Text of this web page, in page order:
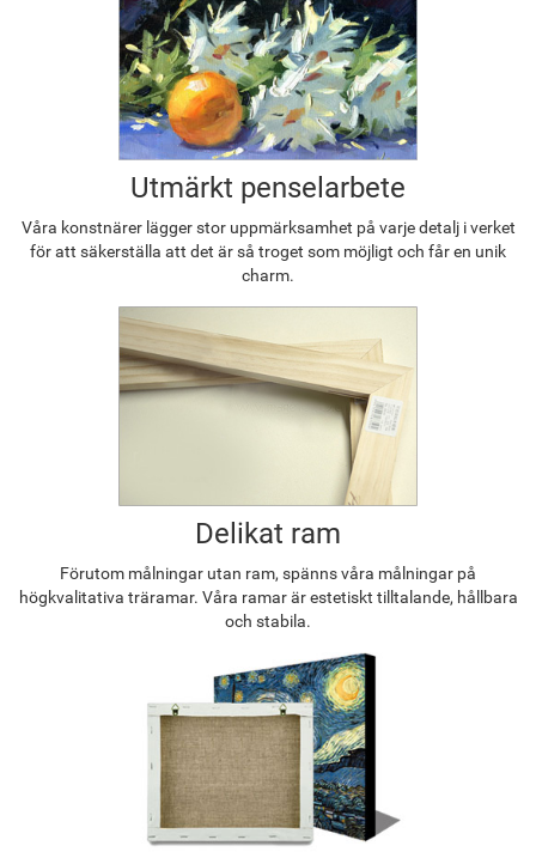
Utmärkt penselarbete
Våra konstnärer lägger stor uppmärksamhet på varje detalj i verket
för att säkerställa att det är så troget som möjligt och får en unik
charm.
Delikat ram
Förutom målningar utan ram, spänns våra målningar på
högkvalitativa träramar. Våra ramar är estetiskt tilltalande, hållbara
och stabila.